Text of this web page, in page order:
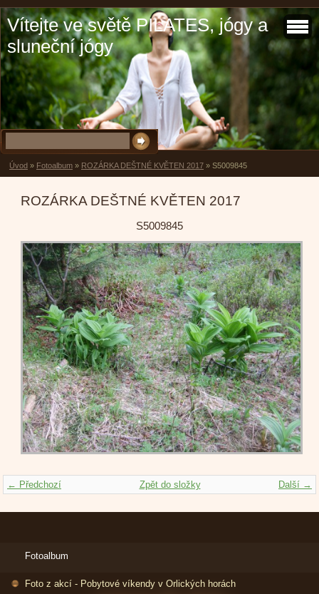
Vítejte ve světě PILATES, jógy a
sluneční jógy
Úvod » Fotoalbum » ROZÁRKA DEŠTNÉ KVĚTEN 2017 » S5009845
ROZÁRKA DEŠTNÉ KVĚTEN 2017
S5009845
← Předchozí Další →
Zpět do složky
Fotoalbum
Foto z akcí - Pobytové víkendy v Orlických horách